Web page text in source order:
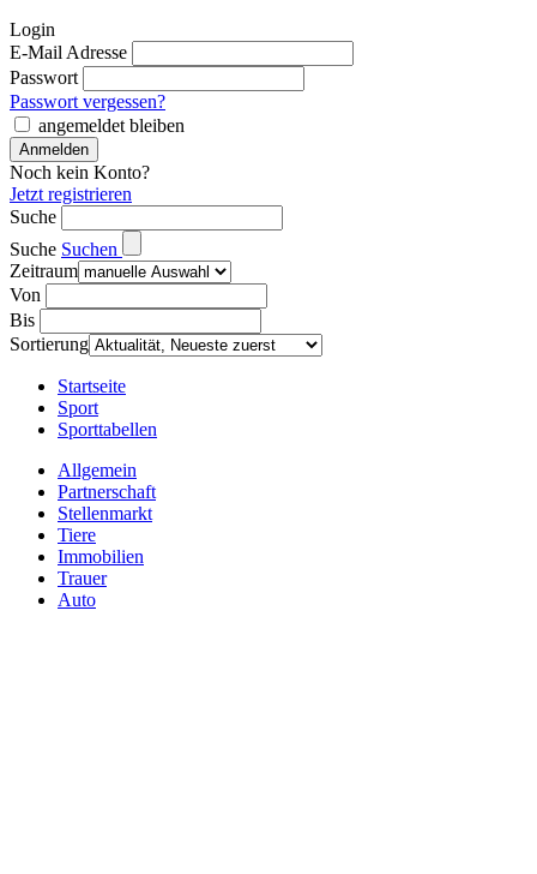
Login
E-Mail Adresse
Passwort
Passwort vergessen?
angemeldet bleiben
Noch kein Konto?
Jetzt registrieren
Suche
Suche Suchen
Zeitraum
Von
Bis
Sortierung
Startseite
Sport
Sporttabellen
Allgemein
Partnerschaft
Stellenmarkt
Tiere
Immobilien
Trauer
Auto